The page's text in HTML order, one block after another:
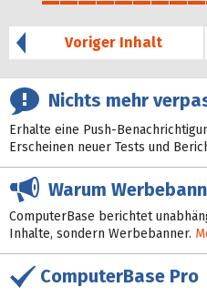
54%
Voriger Inhalt
Nichts mehr
Erhalte eine Push-
Erscheinen neuer Tests und
Warum
ComputerBase berichtet
Inhalte, sondern Werbebanner.
ComputerBase Pro